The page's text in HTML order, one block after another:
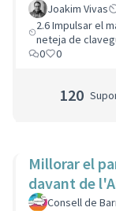
Joakim Vivas
2.6 Impulsar el
neteja de
0
0
120
Millorar el
davant de
Consell de